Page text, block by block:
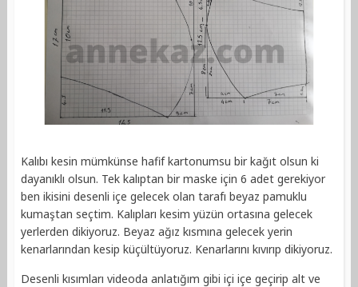
Kalıbı kesin mümkünse hafif kartonumsu bir kağıt olsun ki
dayanıklı olsun. Tek kalıptan bir maske için 6 adet gerekiyor
ben ikisini desenli içe gelecek olan tarafı beyaz pamuklu
kumaştan seçtim. Kalıpları kesim yüzün ortasına gelecek
yerlerden dikiyoruz. Beyaz ağız kısmına gelecek yerin
kenarlarından kesip küçültüyoruz. Kenarlarını kıvırıp dikiyoruz.
Desenli kısımları videoda anlatığım gibi içi içe geçirip alt ve